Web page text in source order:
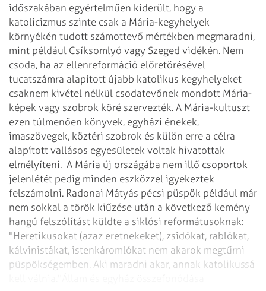
időszakában egyértelműen kiderült, hogy a
katolicizmus szinte csak a Mária-kegyhelyek
környékén tudott számottevő mértékben megmaradni,
mint például Csíksomlyó vagy Szeged vidékén. Nem
csoda, ha az ellenreformáció előretörésével
tucatszámra alapított újabb katolikus kegyhelyeket
csaknem kivétel nélkül csodatevőnek mondott Mária-
képek vagy szobrok köré szervezték. A Mária-kultuszt
ezen túlmenően könyvek, egyházi énekek,
imaszövegek, köztéri szobrok és külön erre a célra
alapított vallásos egyesületek voltak hivatottak
elmélyíteni. A Mária új országába nem illő csoportok
jelenlétét pedig minden eszközzel igyekeztek
felszámolni. Radonai Mátyás pécsi püspök például már
nem sokkal a török kiűzése után a következő kemény
hangú felszólítást küldte a siklósi reformátusoknak:
"Heretikusokat (azaz eretnekeket), zsidókat, rablókat,
kálvinistákat, istenkáromlókat nem akarok megtűrni
püspökségemben. Aki maradni akar, annak katolikussá